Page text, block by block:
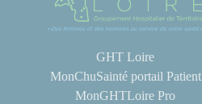
GHT Loire
MonChuSainté portail Patient
MonGHTLoire Pro